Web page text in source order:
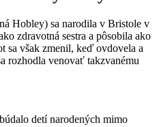
Hobley) sa narodila v Bristole v
zdravotná sestra a pôsobila ako
sa však zmenil, keď ovdovela a
rozhodla venovať takzvanému
detí narodených mimo